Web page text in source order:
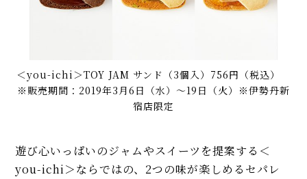
＜you-ichi＞TOY JAM サンド（3個入）756円（税込）
※販売期間：2019年3月6日（水）〜19日（火）※伊勢丹新
宿店限定
遊び心いっぱいのジャムやスイーツを提案する＜
you-ichi＞ならではの、2つの味が楽しめるセパレ